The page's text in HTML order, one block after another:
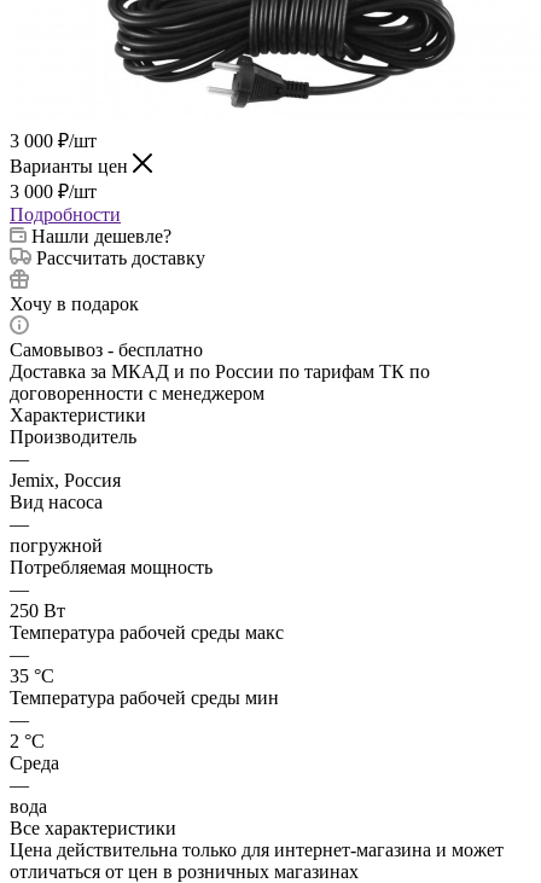
3 000 ₽/шт
Варианты цен
3 000 ₽/шт
Подробности
Нашли дешевле?
Рассчитать доставку
Хочу в подарок
Самовывоз - бесплатно
Доставка за МКАД и по России по тарифам ТК по
договоренности с менеджером
Характеристики
Производитель
—
Jemix, Россия
Вид насоса
—
погружной
Потребляемая мощность
—
250 Вт
Температура рабочей среды макс
—
35 °С
Температура рабочей среды мин
—
2 °С
Среда
—
вода
Все характеристики
Цена действительна только для интернет-магазина и может
отличаться от цен в розничных магазинах